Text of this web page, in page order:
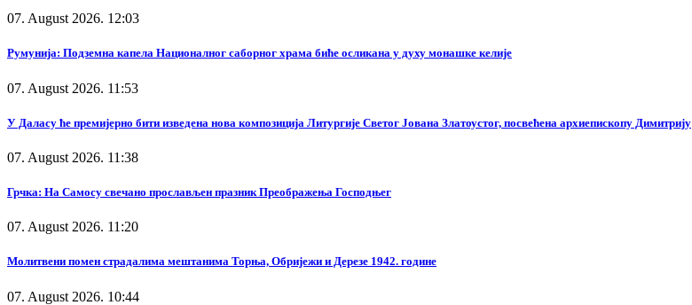
07. August 2026. 12:03
Румунија: Подземна капела Националног саборног храма биће осликана у духу монашке келије
07. August 2026. 11:53
У Даласу ће премијерно бити изведена нова композиција Литургије Светог Јована Златоустог, посвећена архиепископу Димитрију
07. August 2026. 11:38
Грчка: На Самосу свечано прослављен празник Преображења Господњег
07. August 2026. 11:20
Молитвени помен страдалима мештанима Торња, Обријежи и Дерезе 1942. године
07. August 2026. 10:44